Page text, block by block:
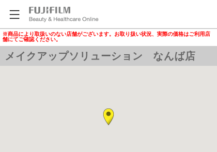
※商品により取扱いのない店舗がございます。お取り扱い状況、実際の価格はご利用店
舗にてご確認ください。
メイクアップソリューション なんば店